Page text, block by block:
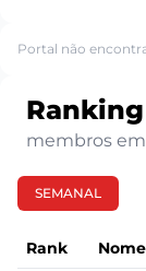
Portal não
Ranking
membros
SEMANAL
Rank Nome